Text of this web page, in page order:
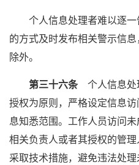
个人信息处理者难以逐
的方式及时发布相关警示信
除外。
第三十六条个人信息处
授权为原则，严格设定信息
息知悉范围。工作人员访问
相关负责人或者其授权的管
采取技术措施，避免违法处理